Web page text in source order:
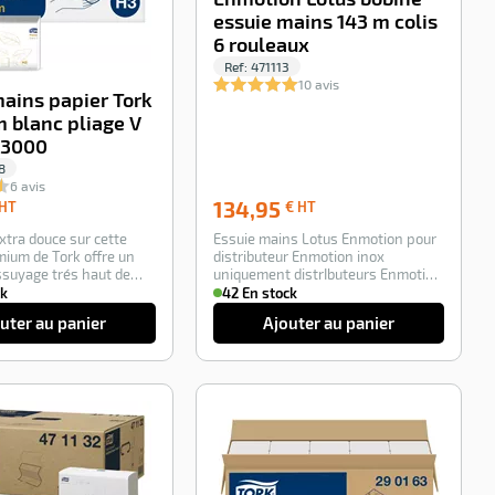
papier Tork
blanc pliage V
6 avis
HT
douce sur cette
de Tork offre un
trés haut de
au panier
essuie mains 143 m colis
6 rouleaux
Ref:471113
10 avis
134,95 € HT
HT
Essuie mains Lotus Enmotion pour
distributeur Enmotion inox
uniquement distrIbuteurs Enmotion
modele 4029…
42 En stock
Ajouter au panier